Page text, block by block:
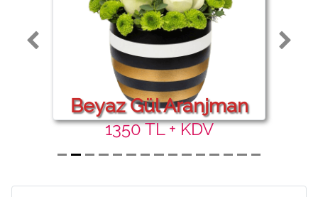
Beyaz Gül Aranjman
1350 TL + KDV